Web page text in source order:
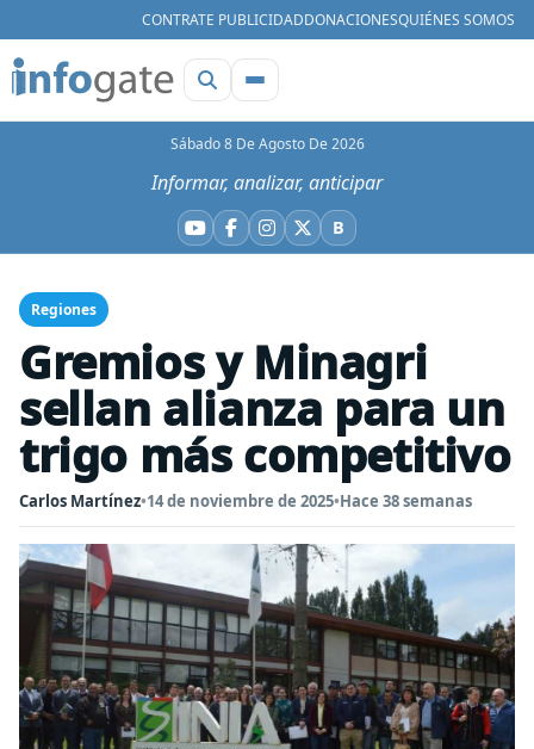
CONTRATE PUBLICIDADDONACIONESQUIÉNES SOMOS
Sábado 8 De Agosto De 2026
Informar, analizar, anticipar
YouTube
Facebook
Instagram
X BBluesky
Regiones
Gremios y Minagri
sellan alianza para un
trigo más competitivo
Carlos Martínez•14 de noviembre de 2025•Hace 38 semanas